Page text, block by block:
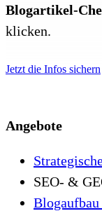
Blogartikel-
klicken.
Jetzt die Infos sichern
Angebote
SEO- &